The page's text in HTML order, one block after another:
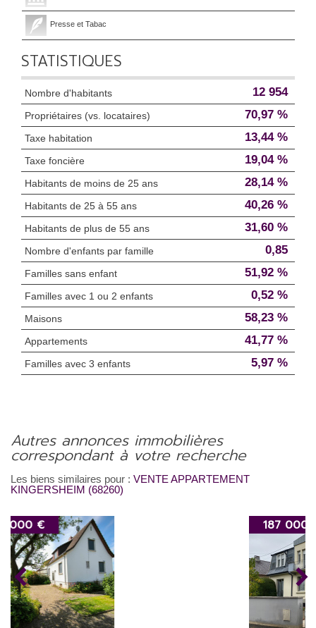
Presse et Tabac
STATISTIQUES
Nombre d'habitants 12 954
Propriétaires (vs. locataires) 70,97 %
Taxe habitation 13,44 %
Taxe foncière 19,04 %
Habitants de moins de 25 ans 28,14 %
Habitants de 25 à 55 ans 40,26 %
Habitants de plus de 55 ans 31,60 %
Nombre d'enfants par famille 0,85
Familles sans enfant 51,92 %
Familles avec 1 ou 2 enfants 0,52 %
Maisons 58,23 %
Appartements 41,77 %
Familles avec 3 enfants 5,97 %
autres annonces immobilières
correspondant à votre recherche
Les biens similaires pour : VENTE APPARTEMENT
KINGERSHEIM (68260)
187 000 €